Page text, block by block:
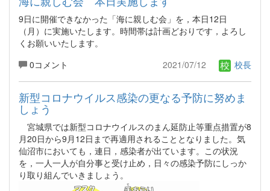
9日に開催できなかった「海に親しむ会」を，本日12日
（月）に実施いたします。時間帯は計画どおりです，よろし
くお願いいたします。
0コメント
2021/07/12 校長
新型コロナウイルス感染の更なる予防に努めま
しょう
宮城県では新型コロナウイルスのまん延防止等重点措置が8
月20日から9月12日まで再適用されることとなりました。気
仙沼市においても，連日，感染者が出ています。この状況
を，一人一人が自分事と受け止め，日々の感染予防にしっか
り取り組んでいきましょう。